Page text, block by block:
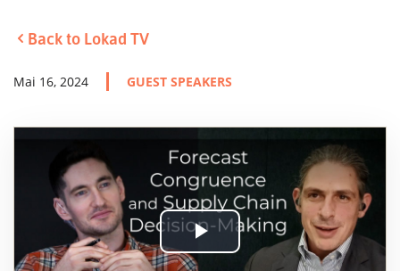
Back to Lokad TV
Mai 16, 2024 GUEST SPEAKERS
Play